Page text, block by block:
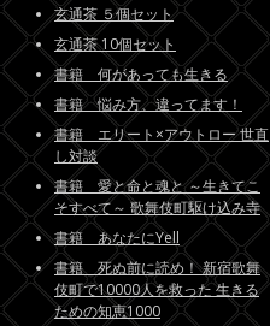
玄通茶 ５個セット
玄通茶 10個セット
書籍 何があっても生きる
書籍 悩み方、違ってます！
書籍 エリート×アウトロー 世直
し対談
書籍 愛と命と魂と ～生きてこ
そすべて～ 歌舞伎町駆け込み寺
書籍 あなたにYell
書籍 死ぬ前に読め！ 新宿歌舞
伎町で10000人を救った 生きる
ための知恵1000